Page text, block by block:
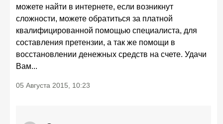
можете найти в интернете, если возникнут
сложности, можете обратиться за платной
квалифицированной помощью специалиста, для
составления претензии, а так же помощи в
восстановлении денежных средств на счете. Удачи
Вам...
05 Августа 2015, 10:23